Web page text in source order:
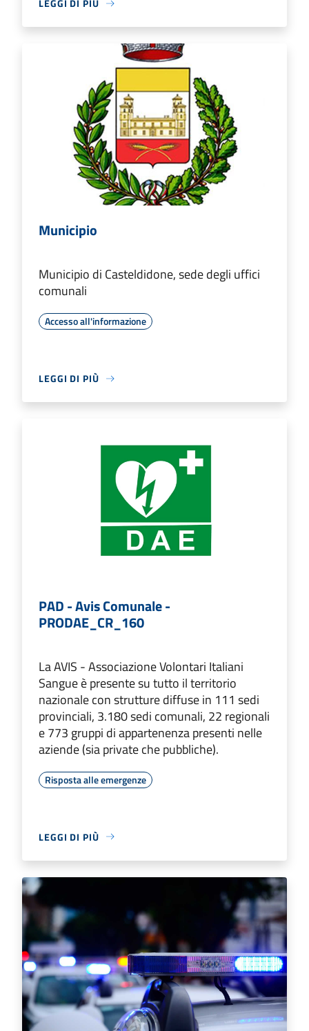
LEGGI DI PIÙ
Municipio
Municipio di Casteldidone, sede degli uffici
comunali
Accesso all'informazione
LEGGI DI PIÙ
PAD - Avis Comunale -
PRODAE_CR_160
La AVIS - Associazione Volontari Italiani
Sangue è presente su tutto il territorio
nazionale con strutture diffuse in 111 sedi
provinciali, 3.180 sedi comunali, 22 regionali
e 773 gruppi di appartenenza presenti nelle
aziende (sia private che pubbliche).
Risposta alle emergenze
LEGGI DI PIÙ